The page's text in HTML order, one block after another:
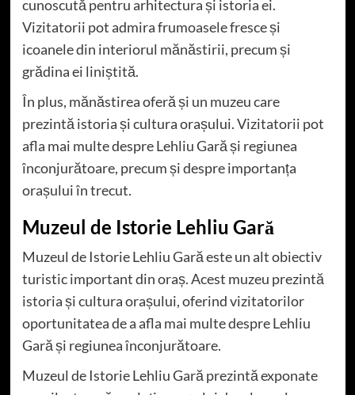
cunoscută pentru arhitectura și istoria ei.
Vizitatorii pot admira frumoasele fresce și
icoanele din interiorul mănăstirii, precum și
grădina ei liniștită.
În plus, mănăstirea oferă și un muzeu care
prezintă istoria și cultura orașului. Vizitatorii pot
afla mai multe despre Lehliu Gară și regiunea
înconjurătoare, precum și despre importanța
orașului în trecut.
Muzeul de Istorie Lehliu Gară
Muzeul de Istorie Lehliu Gară este un alt obiectiv
turistic important din oraș. Acest muzeu prezintă
istoria și cultura orașului, oferind vizitatorilor
oportunitatea de a afla mai multe despre Lehliu
Gară și regiunea înconjurătoare.
Muzeul de Istorie Lehliu Gară prezintă exponate